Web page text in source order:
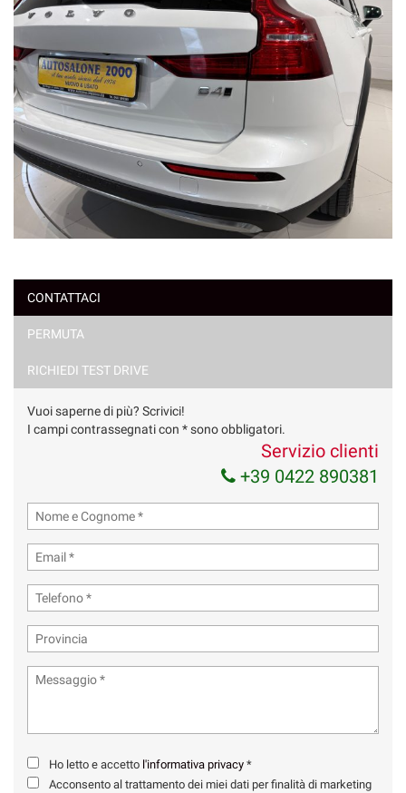
CONTATTACI
PERMUTA
RICHIEDI TEST DRIVE
Vuoi saperne di più? Scrivici!
I campi contrassegnati con * sono obbligatori.
Servizio clienti
+39 0422 890381
Ho letto e accetto l'informativa privacy *
Acconsento al trattamento dei miei dati per finalità di marketing